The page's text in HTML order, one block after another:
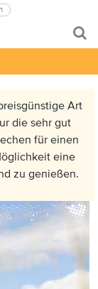
Art
die sehr gut
für einen
eine
zu genießen.